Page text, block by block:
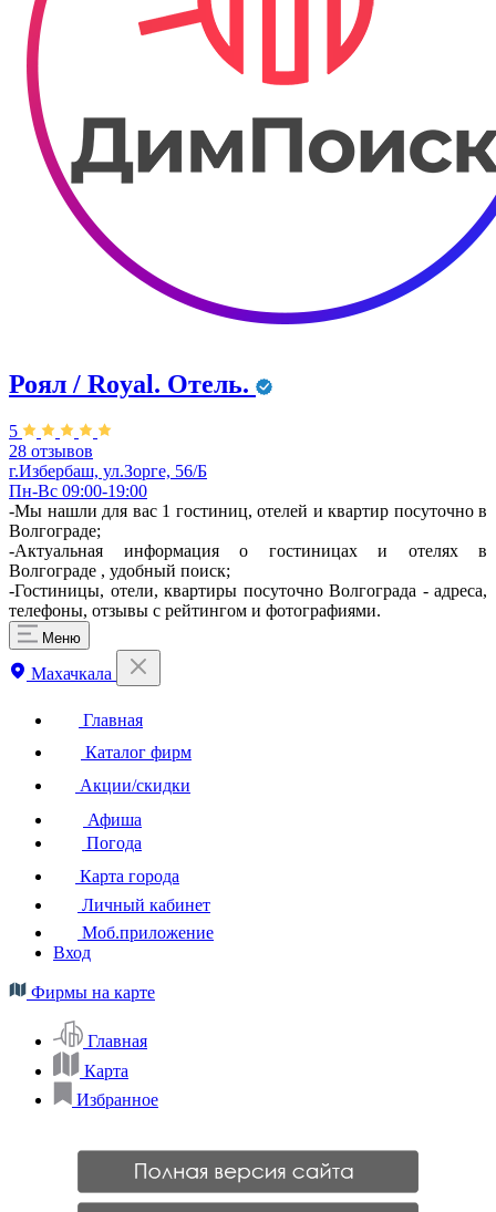
Роял / Royal. Отель.
5
28 отзывов
г.Избербаш, ул.Зорге, 56/Б
Пн-Вс 09:00-19:00
-Мы нашли для вас 1 гостиниц, отелей и квартир посуточно в
Волгограде;
-Актуальная информация о гостиницах и отелях в
Волгограде , удобный поиск;
-Гостиницы, отели, квартиры посуточно Волгограда - адреса,
телефоны, отзывы с рейтингом и фотографиями.
Меню
Махачкала
Главная
Каталог фирм
Акции/скидки
Афиша
Погода
Карта города
Личный кабинет
Моб.приложение
Вход
Фирмы на карте
Главная
Карта
Избранное